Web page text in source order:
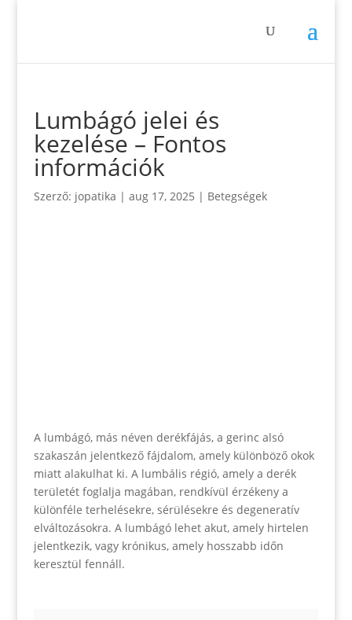
Lumbágó jelei és
kezelése – Fontos
információk
Szerző: jopatika | aug 17, 2025 | Betegségek
A lumbágó, más néven derékfájás, a gerinc alsó
szakaszán jelentkező fájdalom, amely különböző okok
miatt alakulhat ki. A lumbális régió, amely a derék
területét foglalja magában, rendkívül érzékeny a
különféle terhelésekre, sérülésekre és degeneratív
elváltozásokra. A lumbágó lehet akut, amely hirtelen
jelentkezik, vagy krónikus, amely hosszabb időn
keresztül fennáll.